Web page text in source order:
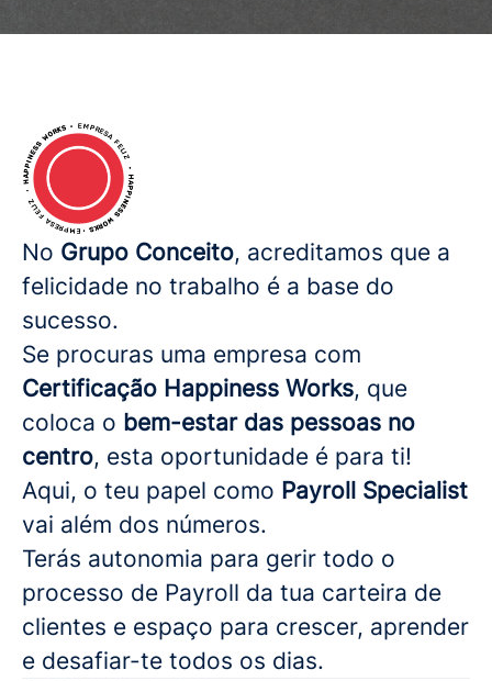
No Grupo Conceito, acreditamos que a
felicidade no trabalho é a base do
sucesso.
Se procuras uma empresa com
Certificação Happiness Works, que
coloca o bem-estar das pessoas no
centro, esta oportunidade é para ti!
Aqui, o teu papel como Payroll Specialist
vai além dos números.
Terás autonomia para gerir todo o
processo de Payroll da tua carteira de
clientes e espaço para crescer, aprender
e desafiar-te todos os dias.